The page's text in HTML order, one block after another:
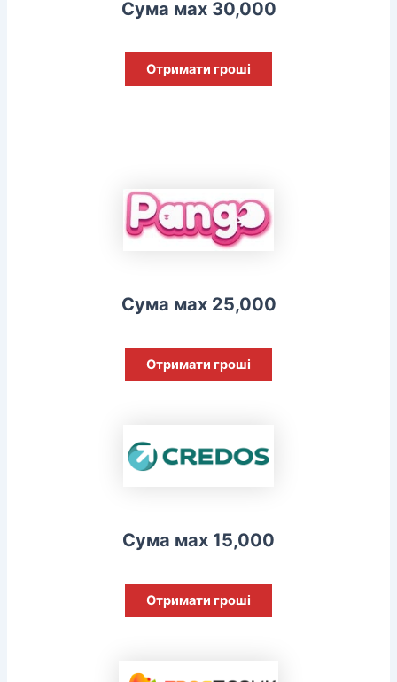
Сума мах 30,000
Отримати гроші
Сума мах 25,000
Отримати гроші
Сума мах 15,000
Отримати гроші